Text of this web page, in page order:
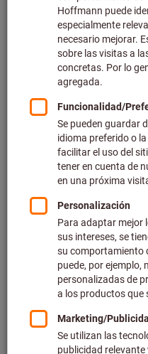
Precio por 1 Unidad
más IVA en la tarifa actual
Precios individuales para
iniciar sesión.
Añadir a la
Tiempo de entrega
plazos de entrega,
group.com